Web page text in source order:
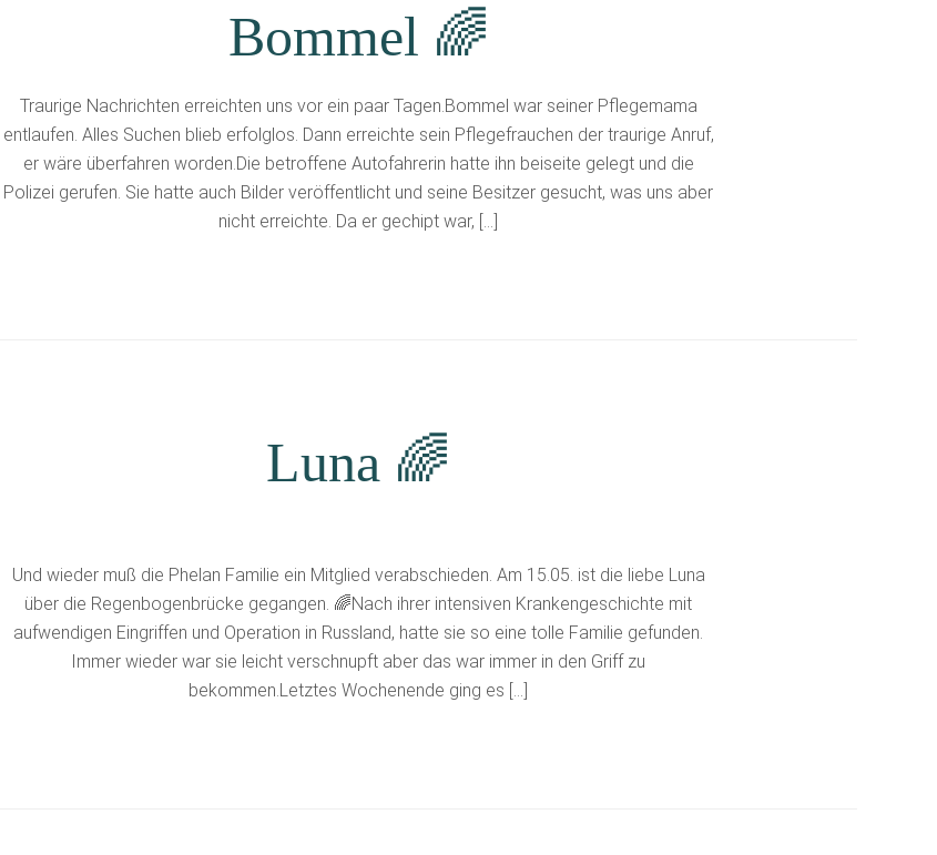
Bommel 🌈
Traurige Nachrichten erreichten uns vor ein paar Tagen.Bommel war seiner Pflegemama
entlaufen. Alles Suchen blieb erfolglos. Dann erreichte sein Pflegefrauchen der traurige Anruf,
er wäre überfahren worden.Die betroffene Autofahrerin hatte ihn beiseite gelegt und die
Polizei gerufen. Sie hatte auch Bilder veröffentlicht und seine Besitzer gesucht, was uns aber
nicht erreichte. Da er gechipt war, […]
Luna 🌈
Und wieder muß die Phelan Familie ein Mitglied verabschieden. Am 15.05. ist die liebe Luna
über die Regenbogenbrücke gegangen. 🌈Nach ihrer intensiven Krankengeschichte mit
aufwendigen Eingriffen und Operation in Russland, hatte sie so eine tolle Familie gefunden.
Immer wieder war sie leicht verschnupft aber das war immer in den Griff zu
bekommen.Letztes Wochenende ging es […]